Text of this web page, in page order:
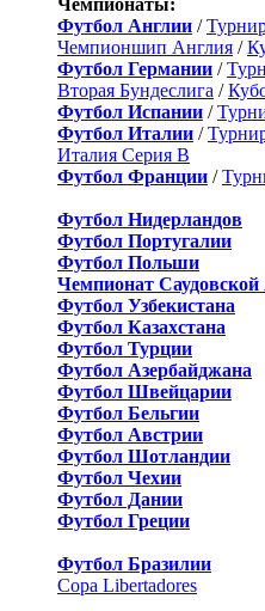
Футбол Англии /
Чемпионшип Англия /
Футбол Германии /
Вторая Бундеслига /
Футбол Испании /
Футбол Италии /
Италия Серия B
Футбол Франции /
Футбол Нидерландов
Футбол Португалии
Футбол Польши
Чемпионат
Футбол Узбекистана
Футбол Казахстана
Футбол Турции
Футбол Азербайджана
Футбол Швейцарии
Футбол Бельгии
Футбол Австрии
Футбол Шотландии
Футбол Чехии
Футбол Дании
Футбол Греции
Футбол Бразилии
Copa Libertadores